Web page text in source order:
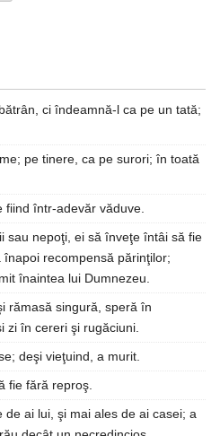
ci îndeamnă-l ca pe un tată;
pe tinere, ca pe surori; în toată
fiind într-adevăr văduve.
sau nepoţi, ei să înveţe întâi să fie
recompensă părinţilor;
înaintea lui Dumnezeu.
rămasă singură, speră în
zi în cereri şi rugăciuni.
deşi vieţuind, a murit.
fie fără reproş.
de ai lui, şi mai ales de ai casei; a